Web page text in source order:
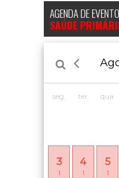
AGENDA DE
SAÚDE
seg. ter. qua.
3
1
4
1
5
1